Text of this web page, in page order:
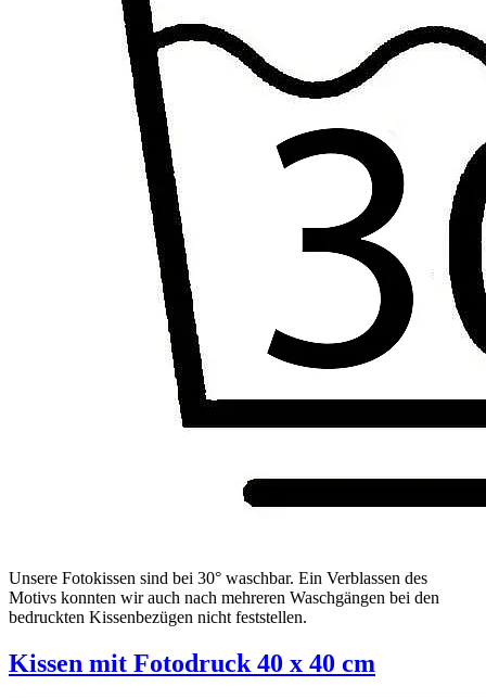
Unsere Fotokissen sind bei 30° waschbar. Ein Verblassen des
Motivs konnten wir auch nach mehreren Waschgängen bei den
bedruckten Kissenbezügen nicht feststellen.
Kissen mit Fotodruck 40 x 40 cm